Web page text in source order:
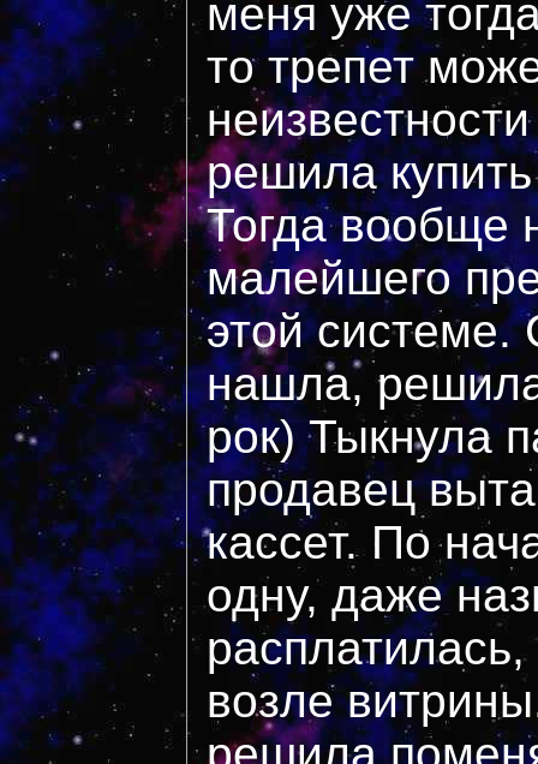
меня уже
то трепет
решила
Тогда вообще
малейшего
этой системе.
нашла,
рок) Тыкнула
продавец
кассет. По
одну, даже
возле